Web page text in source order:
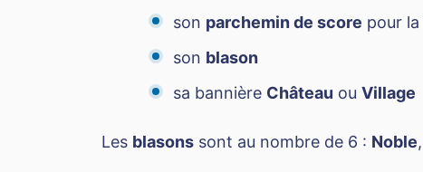
son parchemin de score pour
son blason
sa bannière Château ou Village
Les blasons sont au nombre de 6 : Noble,